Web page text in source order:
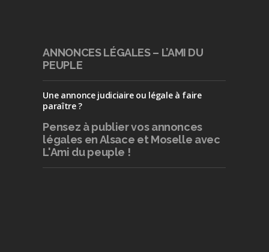
ANNONCES LÉGALES – L’AMI DU
PEUPLE
Une annonce judiciaire ou légale à faire
paraître ?
Pensez à publiervos annonces
légales en Alsace et Moselle avec
L'Ami du peuple !